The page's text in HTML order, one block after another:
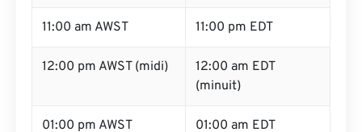
11:00 am AWST 11:00 pm EDT
12:00 pm AWST (midi)
12:00 am EDT
(minuit)
01:00 pm AWST 01:00 am EDT